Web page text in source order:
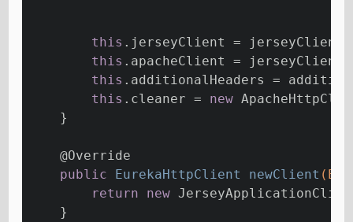
this .jerseyClient = jerseyClient;
this .apacheClient =
this .additionalHeaders =
this .cleaner = new
    }
@Override
public EurekaHttpClient newClient
return
new
    }